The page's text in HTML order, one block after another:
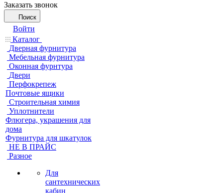
Заказать звонок
Поиск
Войти
Каталог
Дверная фурнитура
Мебельная фурнитура
Оконная фурнтура
Двери
Перфокрепеж
Почтовые ящики
Строительная химия
Уплотнители
Флюгера, украшения для
дома
Фурнитура для шкатулок
НЕ В ПРАЙС
Разное
Для
сантехнических
кабин